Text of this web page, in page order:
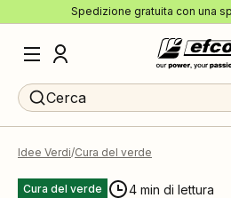
Spedizione gratuita con una
Cerca
Idee Verdi Cura del verde
Cura del verde 4 min di lettura